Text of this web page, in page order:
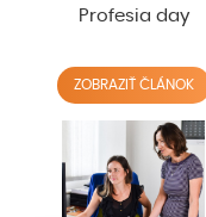
Profesia day
ZOBRAZIŤ ČLÁNOK